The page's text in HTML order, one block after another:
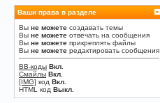
Ваши права в разделе
Вы не можете создавать темы
Вы не можете отвечать на сообщения
Вы не можете прикреплять файлы
Вы не можете редактировать сообщения
BB-коды Вкл.
Смайлы Вкл.
[IMG] код Вкл.
HTML код Выкл.